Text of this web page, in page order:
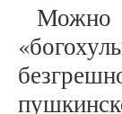
Можно